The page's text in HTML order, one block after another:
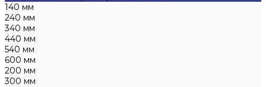
140 мм
240 мм
340 мм
440 мм
540 мм
600 мм
200 мм
300 мм